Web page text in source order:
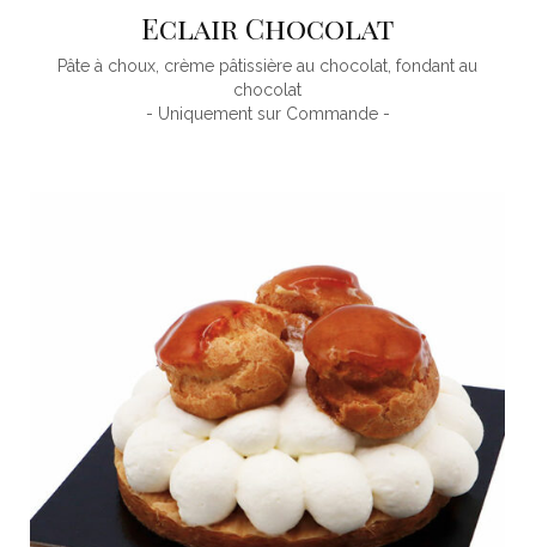
Eclair Chocolat
Pâte à choux, crème pâtissière au chocolat, fondant au
chocolat
- Uniquement sur Commande -